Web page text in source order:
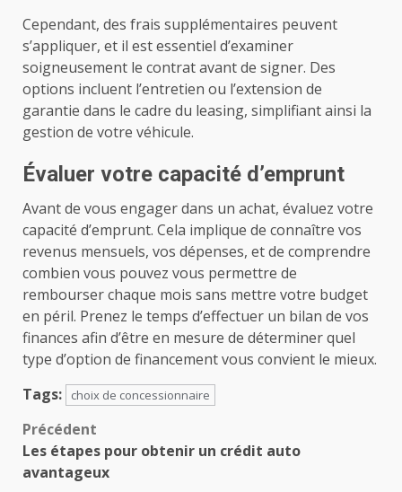
Cependant, des frais supplémentaires peuvent
s’appliquer, et il est essentiel d’examiner
soigneusement le contrat avant de signer. Des
options incluent l’entretien ou l’extension de
garantie dans le cadre du leasing, simplifiant ainsi la
gestion de votre véhicule.
Évaluer votre capacité d’emprunt
Avant de vous engager dans un achat, évaluez votre
capacité d’emprunt. Cela implique de connaître vos
revenus mensuels, vos dépenses, et de comprendre
combien vous pouvez vous permettre de
rembourser chaque mois sans mettre votre budget
en péril. Prenez le temps d’effectuer un bilan de vos
finances afin d’être en mesure de déterminer quel
type d’option de financement vous convient le mieux.
Tags:
choix de concessionnaire
Navigation
d’article
Précédent
Les étapes pour obtenir un crédit auto
avantageux